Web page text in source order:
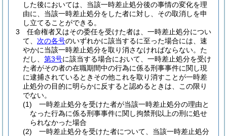
した後においては、当該一時差止処分後の事情の変化を理
由に、当該一時差止処分をした者に対し、その取消しを申
し立てることができる。
3
任命権者又はその委任を受けた者は、一時差止処分につい
て、 次の各号のいずれかに該当するに至った場合には、速
やかに当該一時差止処分を取り消さなければならない。 た
だし、 第3号に該当する場合において、一時差止処分を受け
た者がその者の在職期間中の行為に係る刑事事件に関し現
に逮捕されているときその他これを取り消すことが一時差
止処分の目的に明らかに反すると認めるときは、この限り
でない。
(1)
一時差止処分を受けた者が当該一時差止処分の理由と
なった行為に係る刑事事件に関し拘禁刑以上の刑に処せ
られなかった場合
(2)
一時差止処分を受けた者について、当該一時差止処分